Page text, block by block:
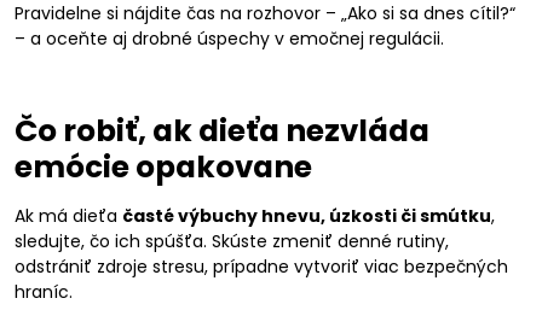
Pravidelne si nájdite čas na rozhovor – „Ako si sa dnes cítil?“
– a oceňte aj drobné úspechy v emočnej regulácii.
Čo robiť, ak dieťa nezvláda
emócie opakovane
Ak má dieťa časté výbuchy hnevu, úzkosti či smútku,
sledujte, čo ich spúšťa. Skúste zmeniť denné rutiny,
odstrániť zdroje stresu, prípadne vytvoriť viac bezpečných
hraníc.